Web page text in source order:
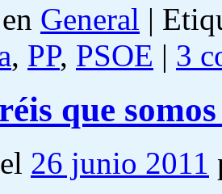
General |
, PP, PSOE | 3
que
26 junio 2011